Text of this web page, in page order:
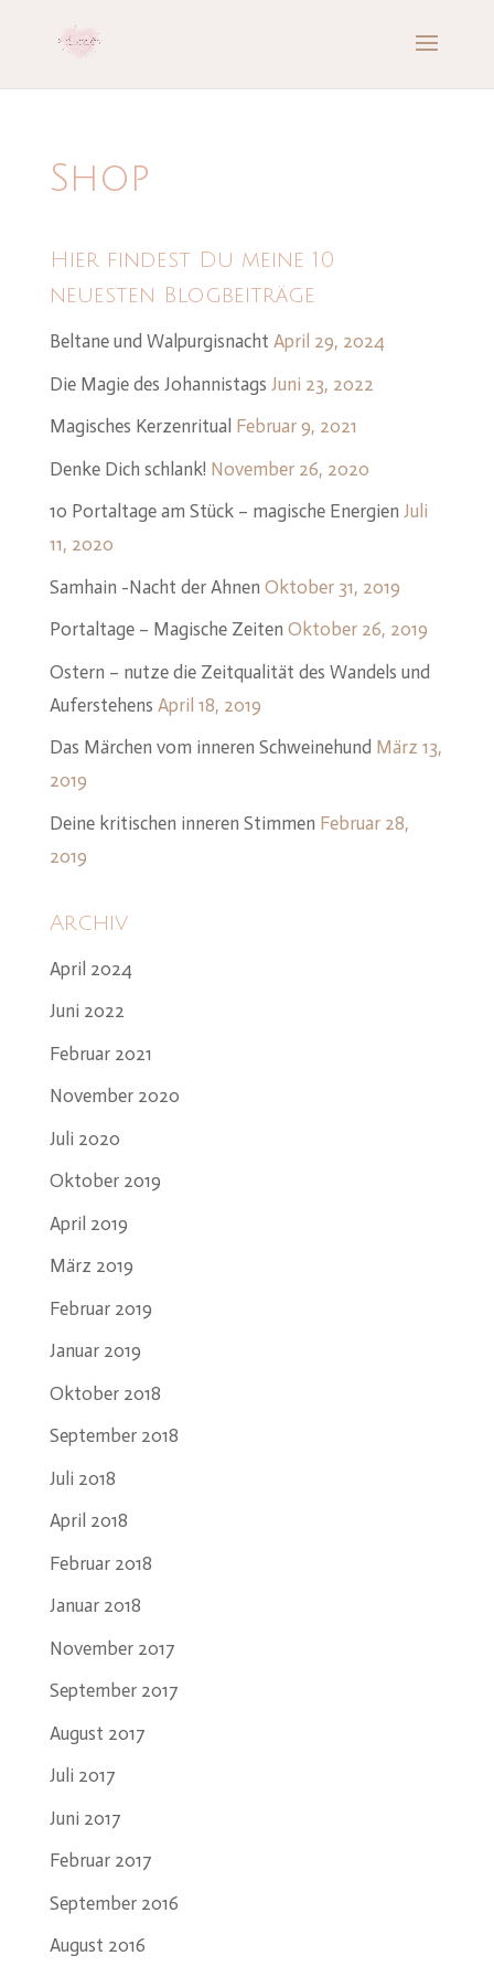
Shop
Hier findest Du meine 10
neuesten Blogbeiträge
Beltane und Walpurgisnacht April 29, 2024
Die Magie des Johannistags Juni 23, 2022
Magisches Kerzenritual Februar 9, 2021
Denke Dich schlank! November 26, 2020
10 Portaltage am Stück – magische Energien Juli
11, 2020
Samhain -Nacht der Ahnen Oktober 31, 2019
Portaltage – Magische Zeiten Oktober 26, 2019
Ostern – nutze die Zeitqualität des Wandels und
Auferstehens April 18, 2019
Das Märchen vom inneren Schweinehund März 13,
2019
Deine kritischen inneren Stimmen Februar 28,
2019
Archiv
April 2024
Juni 2022
Februar 2021
November 2020
Juli 2020
Oktober 2019
April 2019
März 2019
Februar 2019
Januar 2019
Oktober 2018
September 2018
Juli 2018
April 2018
Februar 2018
Januar 2018
November 2017
September 2017
August 2017
Juli 2017
Juni 2017
Februar 2017
September 2016
August 2016